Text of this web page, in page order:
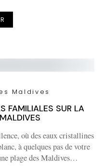
Maldives
FAMILIALES SUR LA
où des eaux cristallines
à quelques pas de votre
plage des Maldives…